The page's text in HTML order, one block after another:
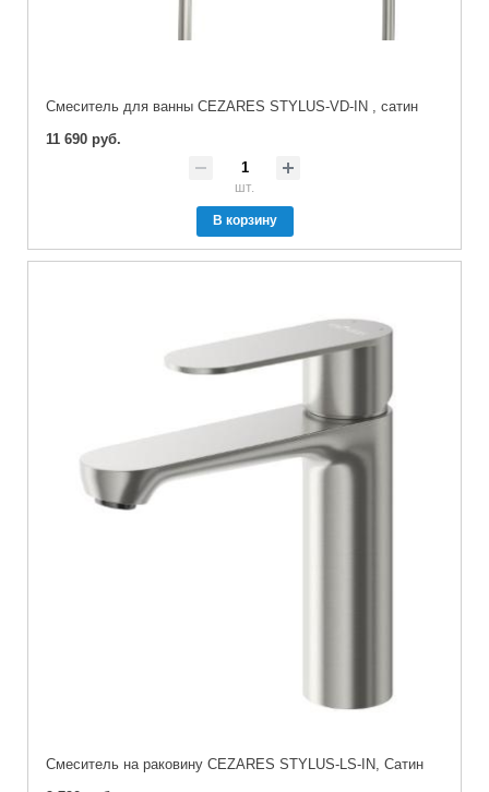
Смеситель для ванны CEZARES STYLUS-VD-IN , сатин
11 690 руб.
шт.
В корзину
Смеситель на раковину CEZARES STYLUS-LS-IN, Сатин